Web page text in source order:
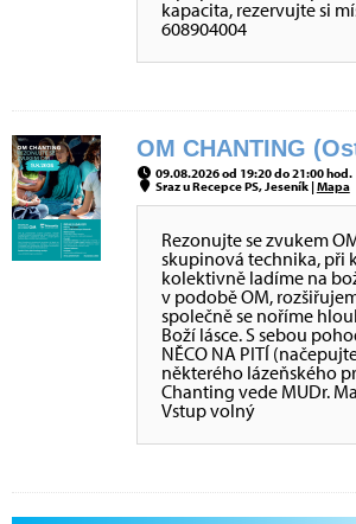
kapacita, rezervujte si
608904004
OM CHANTING
09.08.2026 od 19:20 do 21:00 hod.
Sraz u Recepce PS, Jeseník |Mapa
Rezonujte se zvukem
skupinová technika, při
kolektivně ladíme na
v podobě OM,
společně se noříme
Boží lásce. S sebou
NĚCO NA PITÍ
některého lázeňského
Chanting vede MUDr.
Vstup volný